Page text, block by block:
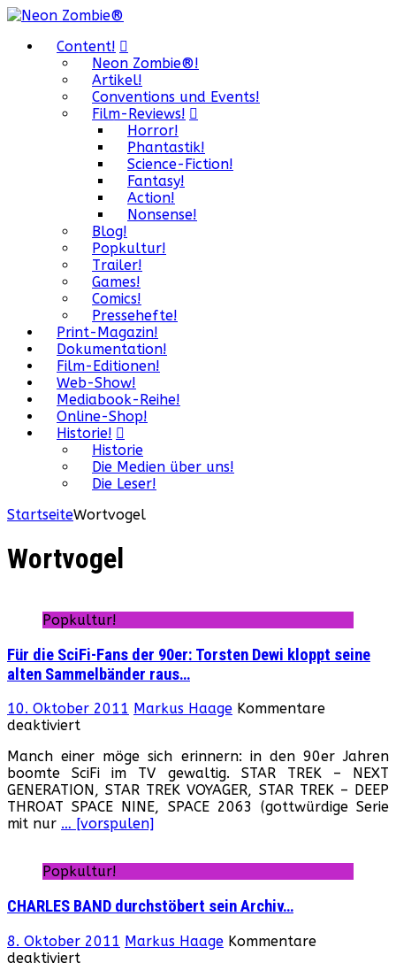
Content!
Neon Zombie®!
Artikel!
Conventions und Events!
Film-Reviews!
Horror!
Phantastik!
Science-Fiction!
Fantasy!
Action!
Nonsense!
Blog!
Popkultur!
Trailer!
Games!
Comics!
Pressehefte!
Print-Magazin!
Dokumentation!
Film-Editionen!
Web-Show!
Mediabook-Reihe!
Online-Shop!
Historie!
Historie
Die Medien über uns!
Die Leser!
StartseiteWortvogel
Wortvogel
Popkultur!
Für die SciFi-Fans der 90er: Torsten Dewi kloppt seine
alten Sammelbänder raus…
10. Oktober 2011 Markus Haage Kommentare
deaktiviertfür
die
SciFi-
Fans
der
90er:
Dewi
kloppt
alten
raus…
Manch einer möge sich erinnern: in den 90er Jahren
boomte SciFi im TV gewaltig. STAR TREK – NEXT
GENERATION, STAR TREK VOYAGER, STAR TREK – DEEP
THROAT SPACE NINE, SPACE 2063 (gottwürdige Serie
mit nur … [vorspulen]
Popkultur!
CHARLES BAND durchstöbert sein Archiv…
8. Oktober 2011 Markus Haage Kommentare
deaktiviert